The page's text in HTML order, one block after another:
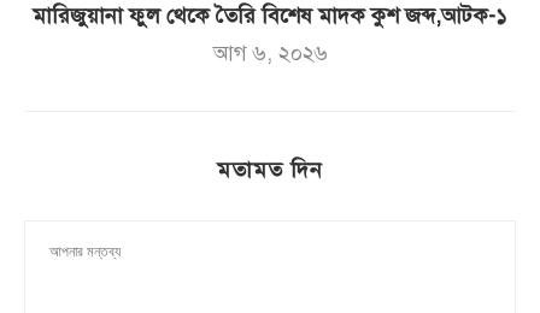
মারিজুয়ানা ফুল থেকে তৈরি বিশেষ মাদক কুশ জব্দ,আটক-১
আগ ৬, ২০২৬
মতামত দিন